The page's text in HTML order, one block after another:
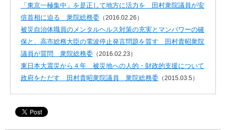
「東京一極集中」を是正して地方に活力を 田村衆院議員が安
倍首相に迫る 衆院総務委 （2016.02.26）
被災自治体職員のメンタルヘルス対策の充実とマンパワーの確
保と、高市総務大臣の電波停止発言問題を質す 田村貴昭衆院
議員が質問 衆院総務委 （2016.02.23）
東日本大震災から４年 被災地への人的・財政的支援について
政府をただす 田村貴昭衆院議員 衆院総務委 （2015.03.5）